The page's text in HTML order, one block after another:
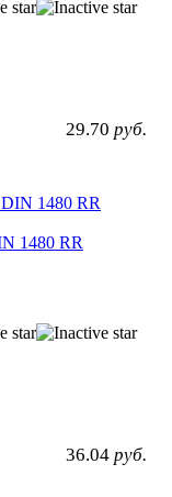
29.70 руб.
1480 RR
36.04 руб.